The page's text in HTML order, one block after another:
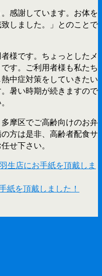
感謝しています。お体を
しました。」とのことで
様です。ちょっとしたメ
す。ご利用者様も私たち
中症対策をしていきたい
暑い時期が続きますので
摩区でご高齢向けのお弁
方は是非、高齢者配食サ
せ下さい。
生店にお手紙を頂戴しま
紙を頂戴しました！